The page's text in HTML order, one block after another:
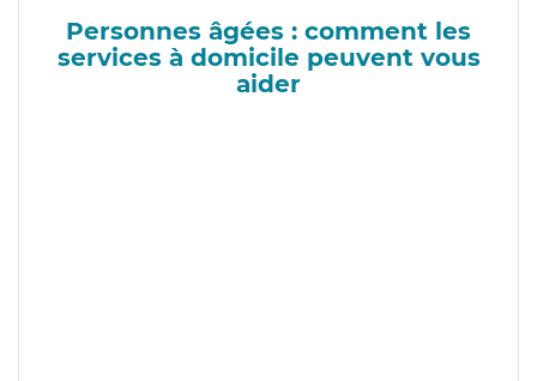
Personnes âgées : comment les
services à domicile peuvent vous
aider